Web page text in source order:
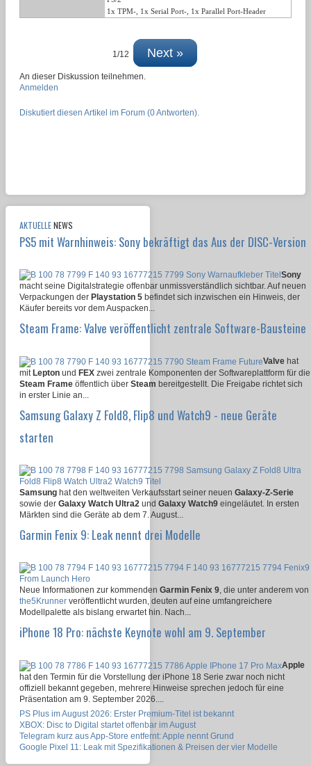
1x TPM-, 1x Serial Port-, 1x Parallel Port-Header
1/12 Next »
An dieser Diskussion teilnehmen.
Anmelden
Diskutiert diesen Artikel im Forum (0 Antworten).
AKTUELLENEWS
PS5 mit Warnhinweis: Sony bekräftigt das Aus der DISC-Version
Sony
macht seine Digitalstrategie offenbar unmissverständlich sichtbar. Auf neuen
Verpackungen der Playstation 5 befindet sich inzwischen ein Hinweis, der
Käufer bereits vor dem Auspacken...
Steam Frame: Valve veröffentlicht zentrale Software-Bausteine
Valve hat
mit Lepton und FEX zwei zentrale Komponenten der Softwareplattform für die
Steam Frame öffentlich über Steam bereitgestellt. Die Freigabe richtet sich
in erster Linie an...
Samsung Galaxy Z Fold8, Flip8 und Watch9 - neue Geräte
starten
Samsung hat den weltweiten Verkaufsstart seiner neuen Galaxy-Z-Serie
sowie der Galaxy Watch Ultra2 und Galaxy Watch9 eingeläutet. In ersten
Märkten sind die Geräte ab dem 7. August...
Garmin Fenix 9: Leak nennt drei Modelle
Neue Informationen zur kommenden Garmin Fenix 9, die unter anderem von
the5Krunner veröffentlicht wurden, deuten auf eine umfangreichere
Modellpalette als bislang erwartet hin. Nach...
iPhone 18 Pro: nächste Keynote wohl am 9. September
Apple
hat den Termin für die Vorstellung der iPhone 18 Serie zwar noch nicht
offiziell bekannt gegeben, mehrere Hinweise sprechen jedoch für eine
Präsentation am 9. September 2026....
PS Plus im August 2026: Erster Premium-Titel ist bekannt
XBOX: Disc to Digital startet offenbar im August
Telegram kurz aus App-Store entfernt: Apple nennt Grund
Google Pixel 11: Leak mit Spezifikationen & Preisen der vier Modelle